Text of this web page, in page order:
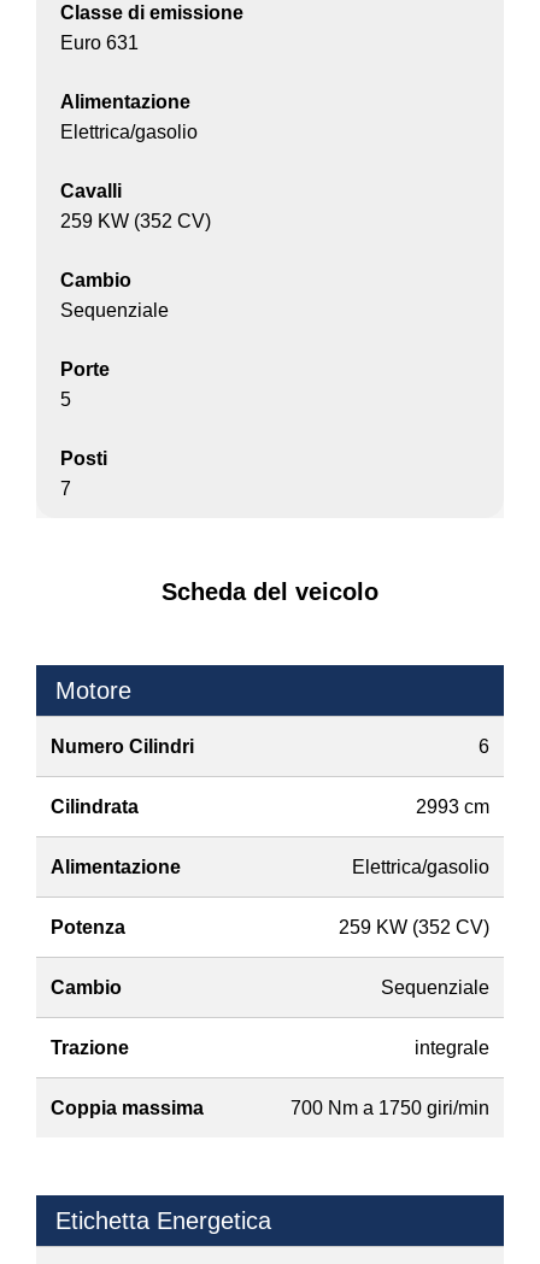
Classe di emissione
Euro 631
Alimentazione
Elettrica/gasolio
Cavalli
259 KW (352 CV)
Cambio
Sequenziale
Porte
5
Posti
7
Scheda del veicolo
Motore
Numero Cilindri 6
Cilindrata 2993 cm
Alimentazione Elettrica/gasolio
Potenza 259 KW (352 CV)
Cambio Sequenziale
Trazione integrale
Coppia massima 700 Nm a 1750 giri/min
Etichetta Energetica